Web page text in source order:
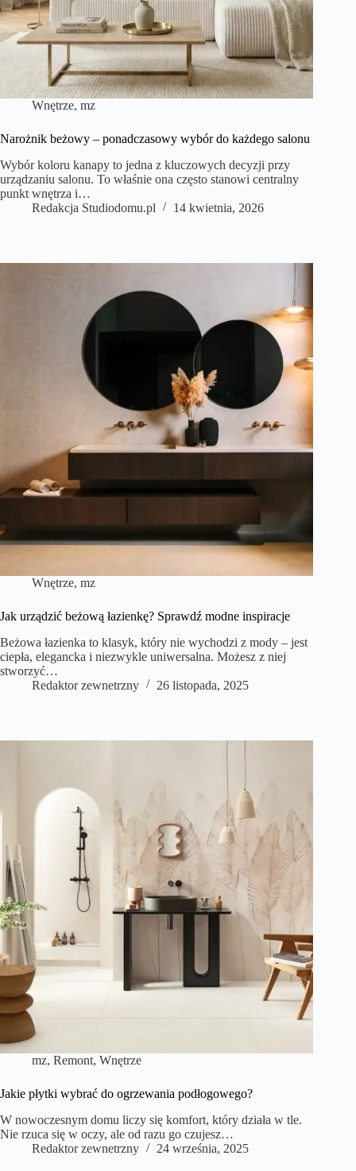
Wnętrze, mz
Narożnik beżowy – ponadczasowy wybór do każdego salonu
Wybór koloru kanapy to jedna z kluczowych decyzji przy
urządzaniu salonu. To właśnie ona często stanowi centralny
punkt wnętrza i…
Redakcja Studiodomu.pl
14 kwietnia, 2026
Wnętrze, mz
Jak urządzić beżową łazienkę? Sprawdź modne inspiracje
Beżowa łazienka to klasyk, który nie wychodzi z mody – jest
ciepła, elegancka i niezwykle uniwersalna. Możesz z niej
stworzyć…
Redaktor zewnetrzny
26 listopada, 2025
mz, Remont, Wnętrze
Jakie płytki wybrać do ogrzewania podłogowego?
W nowoczesnym domu liczy się komfort, który działa w tle.
Nie rzuca się w oczy, ale od razu go czujesz…
Redaktor zewnetrzny
24 września, 2025